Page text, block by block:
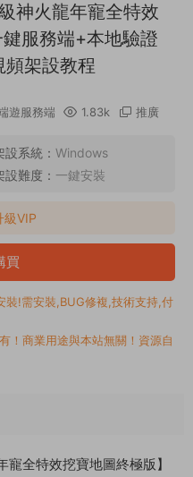
神火龍年寵全特效
服務端+本地驗證
架設教程
遊服務端 1.83k 推廣
設系統： Windows
設難度： 一鍵安裝
級VIP
買
裝!需安裝,BUG修複,技術支持,付
！商業用途與本站無關！資源自
全特效挖寶地圖終極版】